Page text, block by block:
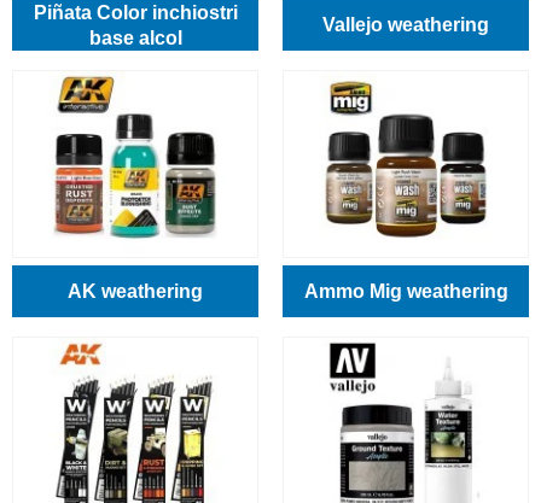
Piñata Color inchiostri
base alcol
Vallejo weathering
AK weathering Ammo Mig weathering